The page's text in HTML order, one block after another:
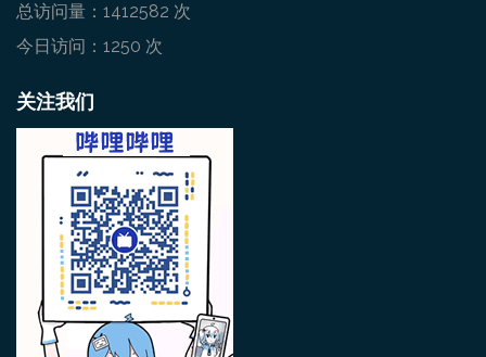
总访问量：1412582 次
今日访问：1250 次
关注我们